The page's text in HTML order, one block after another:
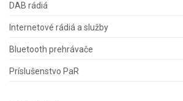
DAB rádiá
Internetové rádiá a služby
Bluetooth prehrávače
Príslušenstvo PaR